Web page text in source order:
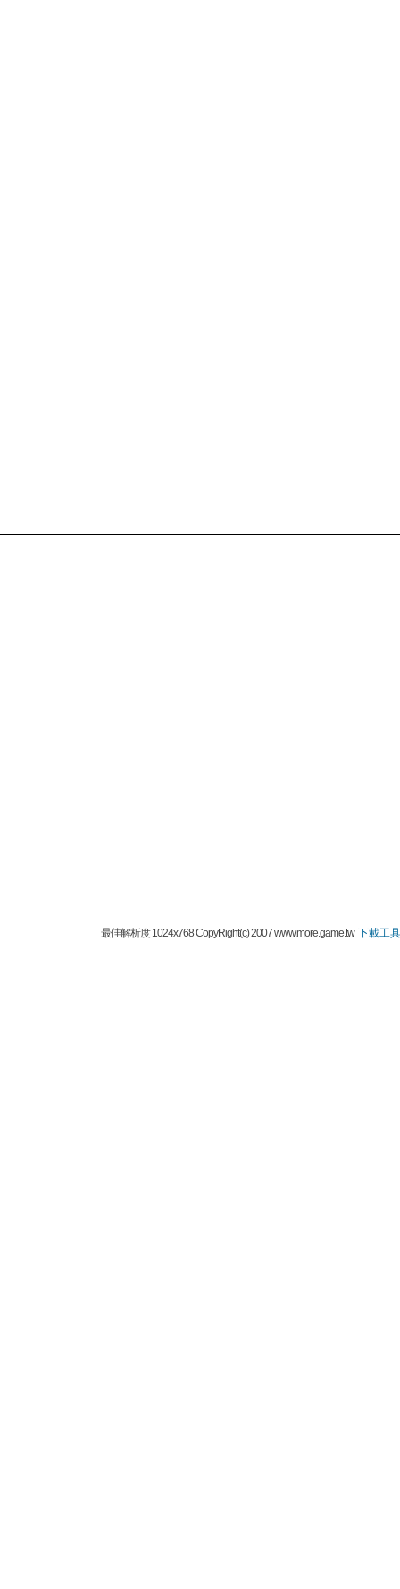
最佳解析度 1024x768 CopyRight(c) 2007 www.more.game.tw下載工